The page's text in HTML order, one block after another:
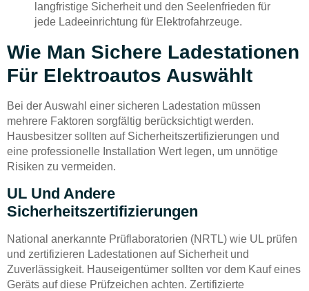
langfristige Sicherheit und den Seelenfrieden für
jede Ladeeinrichtung für Elektrofahrzeuge.
Wie Man Sichere Ladestationen
Für Elektroautos Auswählt
Bei der Auswahl einer sicheren Ladestation müssen
mehrere Faktoren sorgfältig berücksichtigt werden.
Hausbesitzer sollten auf Sicherheitszertifizierungen und
eine professionelle Installation Wert legen, um unnötige
Risiken zu vermeiden.
UL Und Andere
Sicherheitszertifizierungen
National anerkannte Prüflaboratorien (NRTL) wie UL prüfen
und zertifizieren Ladestationen auf Sicherheit und
Zuverlässigkeit. Hauseigentümer sollten vor dem Kauf eines
Geräts auf diese Prüfzeichen achten. Zertifizierte